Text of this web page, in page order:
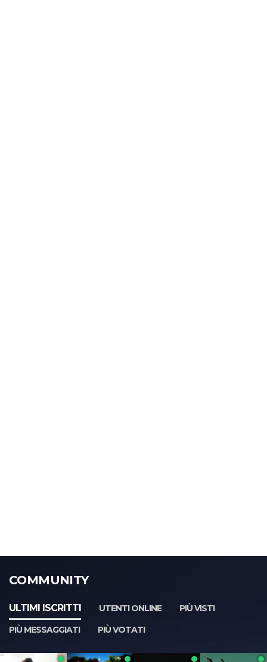
COMMUNITY
ULTIMI ISCRITTI UTENTI ONLINE
PIÙ VISTI
PIÙ MESSAGGIATI
PIÙ VOTATI